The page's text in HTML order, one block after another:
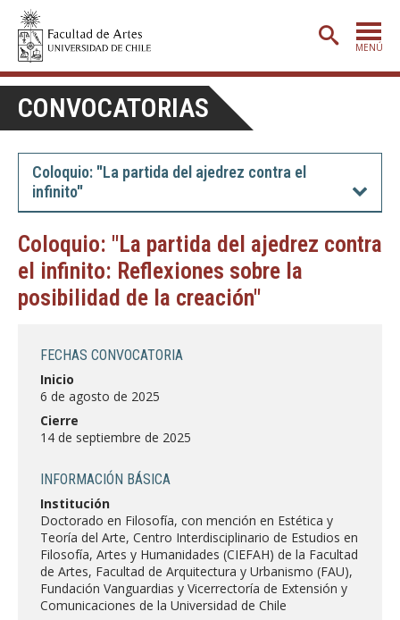
MENÚ
PORTADA
ADMISIÓN
ETAPA BÁSICA
POSTGRADO
EXTENSIÓN
CREACIÓNE INVESTIGACIÓN
Estudiantes
Académicas/os
CONVOCATORIAS
Coloquio: "La partida del ajedrez contra el
infinito"
Coloquio: "La partida del ajedrez contra
el infinito: Reflexiones sobre la
posibilidad de la creación"
FECHAS CONVOCATORIA
Inicio
6 de agosto de 2025
Cierre
14 de septiembre de 2025
INFORMACIÓN BÁSICA
Institución
Doctorado en Filosofía, con mención en Estética y
Teoría del Arte, Centro Interdisciplinario de Estudios en
Filosofía, Artes y Humanidades (CIEFAH) de la Facultad
de Artes, Facultad de Arquitectura y Urbanismo (FAU),
Fundación Vanguardias y Vicerrectoría de Extensión y
Comunicaciones de la Universidad de Chile